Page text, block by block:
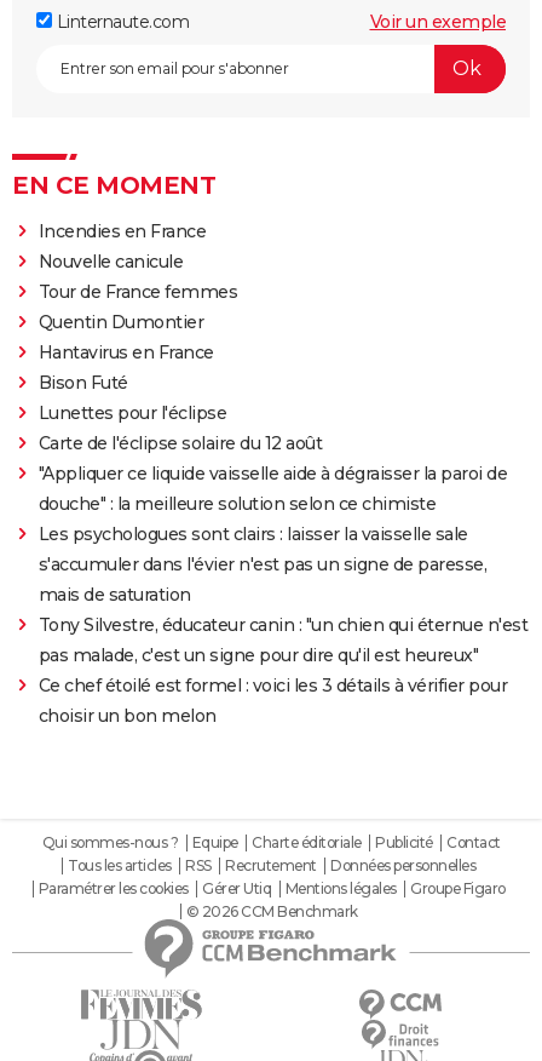
Linternaute.com Voir un exemple
EN CE MOMENT
Incendies en France
Nouvelle canicule
Tour de France femmes
Quentin Dumontier
Hantavirus en France
Bison Futé
Lunettes pour l'éclipse
Carte de l'éclipse solaire du 12 août
"Appliquer ce liquide vaisselle aide à dégraisser la paroi de
douche" : la meilleure solution selon ce chimiste
Les psychologues sont clairs : laisser la vaisselle sale
s'accumuler dans l'évier n'est pas un signe de paresse,
mais de saturation
Tony Silvestre, éducateur canin : "un chien qui éternue n'est
pas malade, c'est un signe pour dire qu'il est heureux"
Ce chef étoilé est formel : voici les 3 détails à vérifier pour
choisir un bon melon
Qui sommes-nous ? Equipe Charte éditoriale Publicité
Contact
Tous les articles
RSS Recrutement
Données personnelles
Paramétrer les cookies
Gérer Utiq Mentions légales
Groupe Figaro
© 2026 CCM Benchmark